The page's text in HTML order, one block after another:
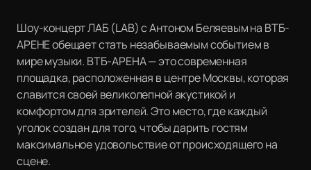
Шоу-концерт ЛАБ (LAB) с Антоном Беляевым на ВТБ-
АРЕНЕ обещает стать незабываемым событием в
мире музыки. ВТБ-АРЕНА — это современная
площадка, расположенная в центре Москвы, которая
славится своей великолепной акустикой и
комфортом для зрителей. Это место, где каждый
уголок создан для того, чтобы дарить гостям
максимальное удовольствие от происходящего на
сцене.